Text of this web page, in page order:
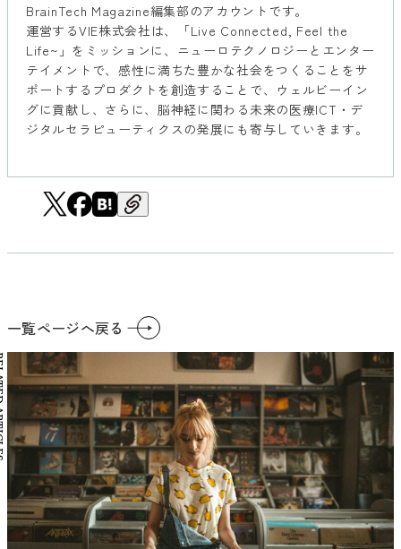
BrainTech Magazine編集部のアカウントです。
運営するVIE株式会社は、「Live Connected, Feel the
Life~」をミッションに、ニューロテクノロジーとエンター
テイメントで、感性に満ちた豊かな社会をつくることをサ
ポートするプロダクトを創造することで、ウェルビーイン
グに貢献し、さらに、脳神経に関わる未来の医療ICT・デ
ジタルセラピューティクスの発展にも寄与していきます。
一覧ページへ戻る